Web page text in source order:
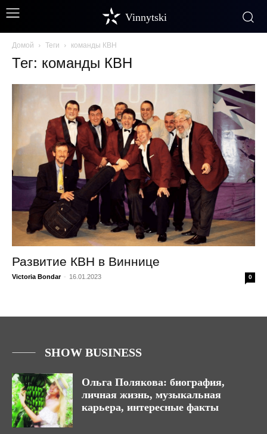
Vinnytski
Домой Теги команды КВН
Тег: команды КВН
Развитие КВН в Виннице
Victoria Bondar - 16.01.2023 0
SHOW BUSINESS
Ольга Полякова: биография,
личная жизнь, музыкальная
карьера, интересные факты